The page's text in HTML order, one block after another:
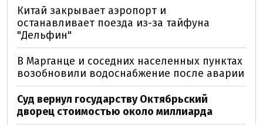
Китай закрывает аэропорт и
останавливает поезда из-за тайфуна
"Дельфин"
В Марганце и соседних населенных пунктах
возобновили водоснабжение после аварии
Суд вернул государству Октябрьский
дворец стоимостью около миллиарда